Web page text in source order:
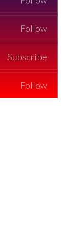
Follow
Subscribe
Follow